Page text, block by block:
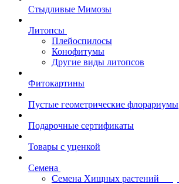
Стыдливые Мимозы
Литопсы
Плейоспилосы
Конофитумы
Другие виды литопсов
Фитокартины
Пустые геометрические флорариумы
Подарочные сертификаты
Товары с уценкой
Семена
Семена Хищных растений